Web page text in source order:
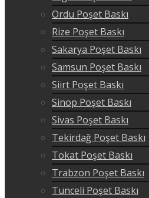
Ordu Poşet Baskı
Rize Poşet Baskı
Sakarya Poşet Baskı
Samsun Poşet Baskı
Siirt Poşet Baskı
Sinop Poşet Baskı
Sivas Poşet Baskı
Tekirdağ Poşet Baskı
Tokat Poşet Baskı
Trabzon Poşet Baskı
Tunceli Poşet Baskı